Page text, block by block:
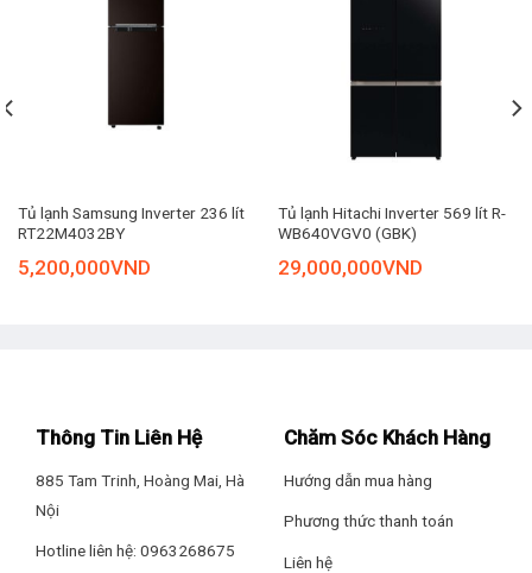
lạnh làngăn rau củ giữ ẩm
giúp rau củ nhận được đầy đủ độ
ẩm phù hợp, tươi ngon và mọng nước trong suốt thời gian
bảo quản.
Ngăn đá
Tủ lạnh Samsung Inverter 236 lít
RT22M4032BY
5,200,000VND
Tủ lạnh Hitachi Inverter 569 lít R-
WB640VGV0 (GBK)
29,000,000VND
Thông Tin Liên Hệ
885 Tam Trinh, Hoàng Mai, Hà
Nội
Hotline liên hệ: 0963268675
Chăm Sóc Khách Hàng
Hướng dẫn mua hàng
Phương thức thanh toán
Liên hệ